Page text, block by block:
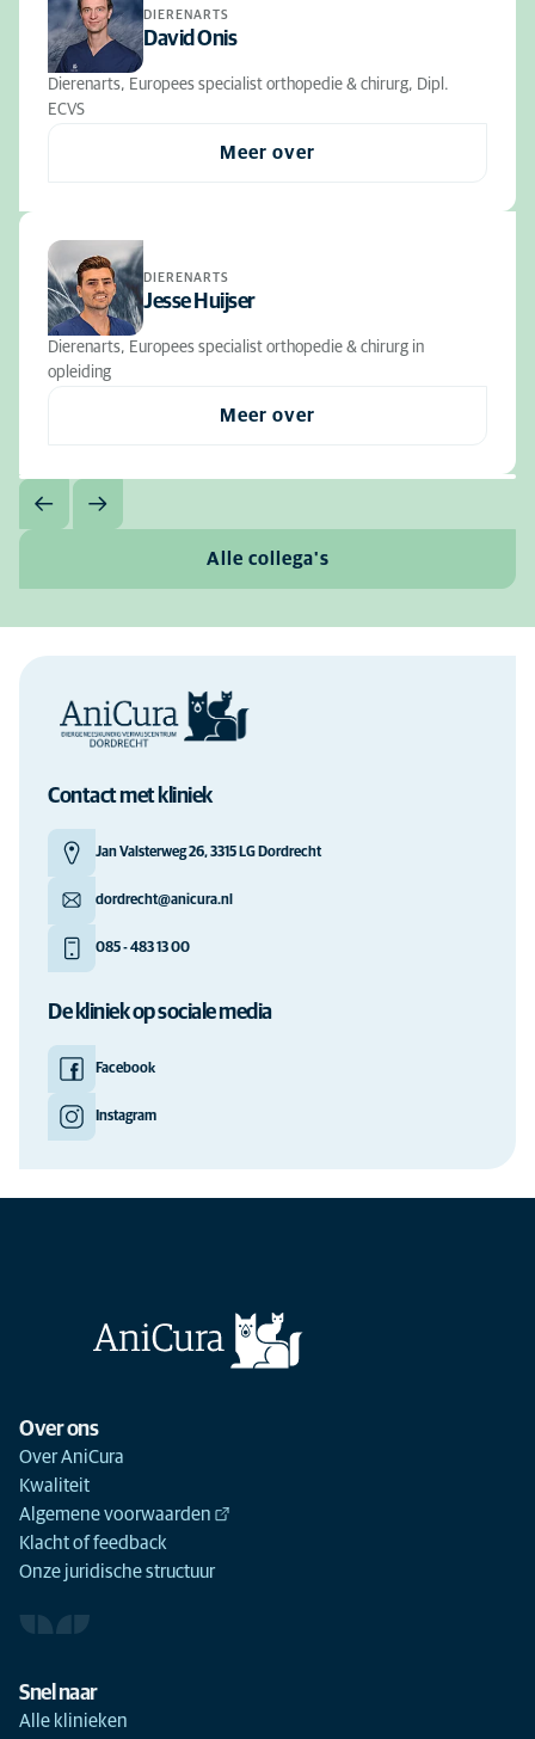
DIERENARTS
David Onis
Dierenarts, Europees specialist orthopedie & chirurg, Dipl.
ECVS
Meer over
DIERENARTS
Jesse Huijser
Dierenarts, Europees specialist orthopedie & chirurg in
opleiding
Meer over
Alle collega's
Contact met kliniek
Jan Valsterweg 26, 3315 LG Dordrecht
dordrecht@anicura.nl
085 - 483 13 00
De kliniek op sociale media
Facebook
Instagram
Over ons
Over AniCura
Kwaliteit
Algemene voorwaarden
Klacht of feedback
Onze juridische structuur
Snel naar
Alle klinieken